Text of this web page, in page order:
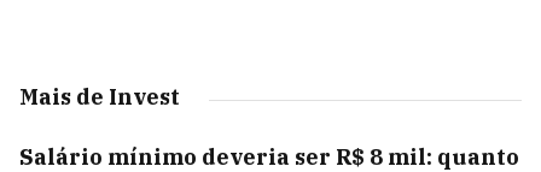
Mais de Invest
Salário mínimo deveria ser R$ 8 mil: quanto